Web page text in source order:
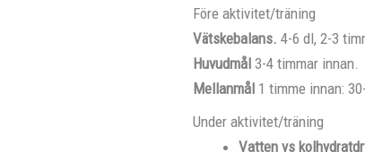
Före aktivitet/träning
Vätskebalans.4-6 dl, 2-3
Huvudmål3-4 timmar innan.
Mellanmål 1 timme innan:
Under aktivitet/träning
Vatten vs